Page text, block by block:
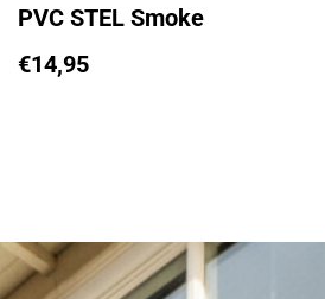
PVC STEL Smoke
€14,95